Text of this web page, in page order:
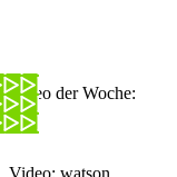
Video der Woche:
Video: watson